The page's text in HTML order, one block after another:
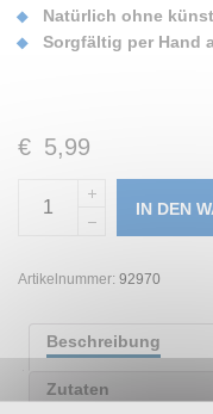
Natürlich ohne
Sorgfältig per Hand
€ 5,99
IN DEN
Artikelnummer: 92970
Beschreibung
Zutaten